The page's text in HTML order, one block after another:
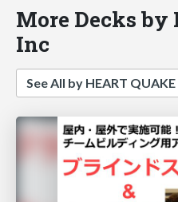
More Decks by
Inc
See All by HEART QUAKE